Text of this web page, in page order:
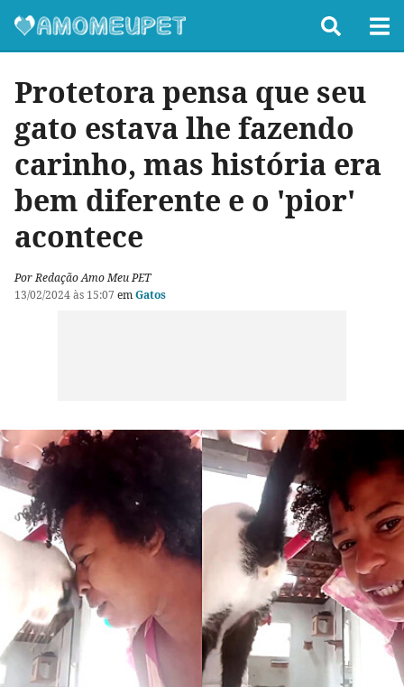
Protetora pensa que seu
gato estava lhe fazendo
carinho, mas história era
bem diferente e o 'pior'
acontece
Por Redação Amo Meu PET
13/02/2024 às 15:07 emGatos